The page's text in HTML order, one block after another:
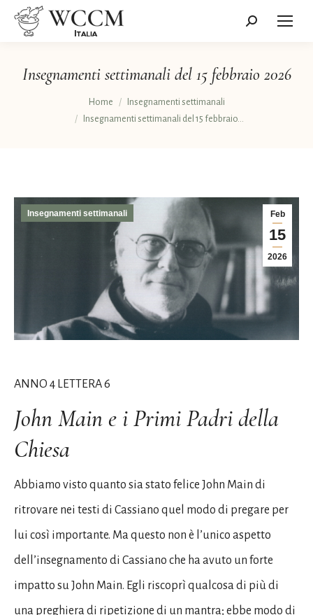
Cerca:
Insegnamenti settimanali del 15 febbraio 2026
Home
Insegnamenti settimanali
Insegnamenti settimanali del 15 febbraio…
Feb
15
2026
Insegnamenti settimanali
ANNO 4 LETTERA 6
John Main e i Primi Padri della
Chiesa
Abbiamo visto quanto sia stato felice John Main di
ritrovare nei testi di Cassiano quel modo di pregare per
lui così importante. Ma questo non è l’unico aspetto
dell’insegnamento di Cassiano che ha avuto un forte
impatto su John Main. Egli riscoprì qualcosa di più di
una preghiera di ripetizione di un mantra; ebbe modo di